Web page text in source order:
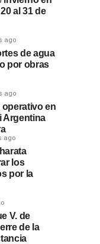
al 31 de
ago
de agua
por obras
ago
operativo en
Argentina
ago
los
por la
V. de
de la